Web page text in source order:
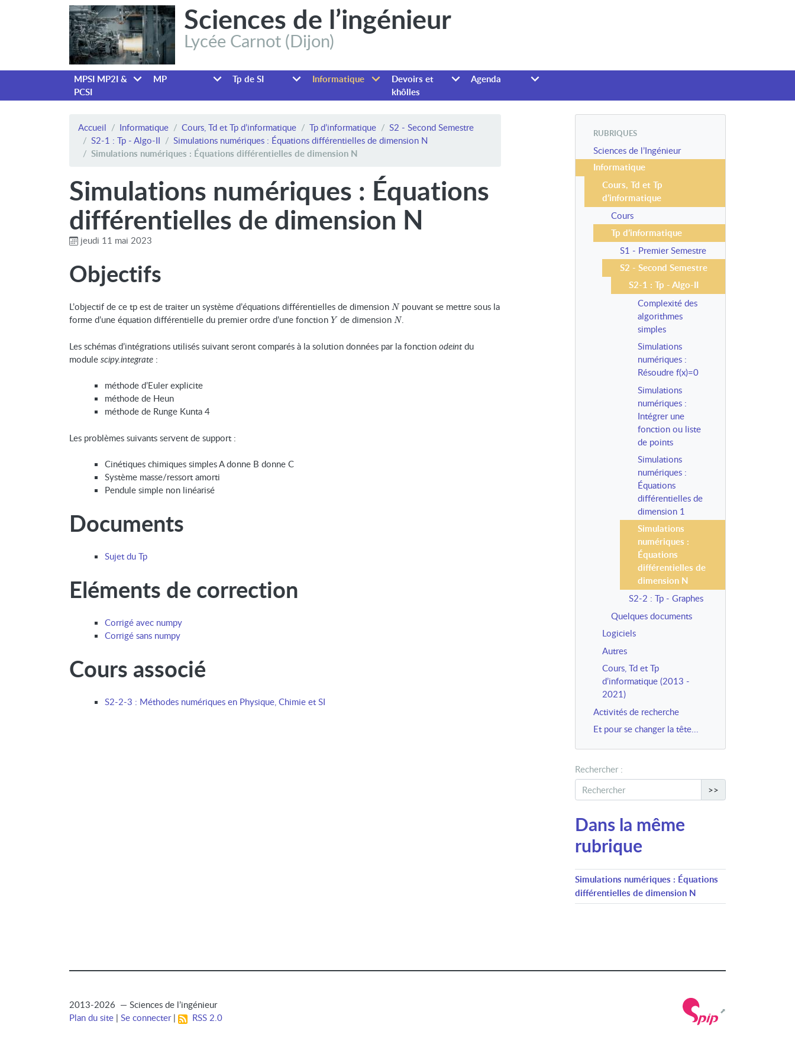
Sciences de l’ingénieur
Lycée Carnot (Dijon)
MPSI MP2I &
PCSI
MP Tp de SI Informatique
Devoirs et
khôlles
Agenda
Accueil Informatique Cours, Td et Tp d’informatique Tp d’informatique
S2 - Second Semestre
S2-1 : Tp - Algo-II
Simulations numériques : Équations différentielles de dimension N
Simulations numériques : Équations différentielles de dimension N
Simulations numériques : Équations
différentielles de dimension N
jeudi 11 mai 2023
Objectifs
L’objectif de ce tp est de traiter un système d’équations différentielles de dimension N
Npouvant se mettre sous la
forme d’une équation différentielle du premier ordre d’une fonction Y
Yde dimension N
N.
Les schémas d’intégrations utilisés suivant seront comparés à la solution données par la fonction odeint du
module scipy.integrate :
méthode d’Euler explicite
méthode de Heun
méthode de Runge Kunta 4
Les problèmes suivants servent de support :
Cinétiques chimiques simples A donne B donne C
Système masse/ressort amorti
Pendule simple non linéarisé
Documents
Sujet du Tp
Eléments de correction
Corrigé avec numpy
Corrigé sans numpy
Cours associé
S2-2-3 : Méthodes numériques en Physique, Chimie et SI
RUBRIQUES
Sciences de l’Ingénieur
Informatique
Cours, Td et Tp
d’informatique
Cours
Tp d’informatique
S1 - Premier Semestre
S2 - Second Semestre
S2-1 : Tp - Algo-II
Complexité des
algorithmes
simples
Simulations
numériques :
Résoudre f(x)=0
Simulations
numériques :
Intégrer une
fonction ou liste
de points
Simulations
numériques :
Équations
différentielles de
dimension 1
Simulations
numériques :
Équations
différentielles de
dimension N
S2-2 : Tp - Graphes
Quelques documents
Logiciels
Autres
Cours, Td et Tp
d’informatique (2013 -
2021)
Activités de recherche
Et pour se changer la tête...
Rechercher :
>>
Dans la même
rubrique
Simulations numériques : Équations
différentielles de dimension N
2013-2026 — Sciences de l’ingénieur
Plan du site | Se connecter| RSS 2.0